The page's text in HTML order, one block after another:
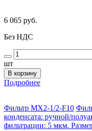
6 065 руб.
Без НДС
шт
В корзину
Подробнее
Фильтр MX2-1/2-F10
конденсата: ручной/
фильтрации: 5 мкм.